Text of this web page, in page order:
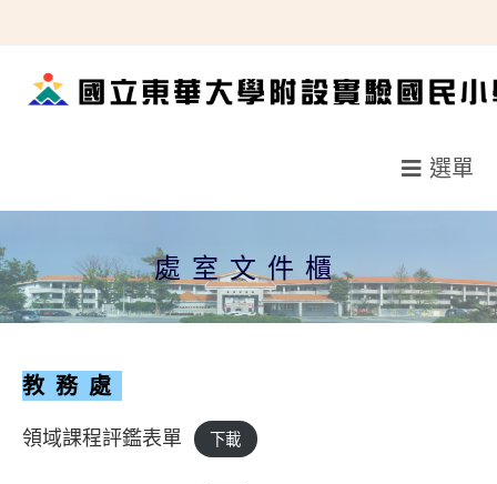
轉
選單
處室文件櫃
教務處
領域課程評鑑表單 下載